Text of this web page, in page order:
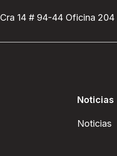
Cra 14 # 94-44 Oficina 204
Noticias
Noticias